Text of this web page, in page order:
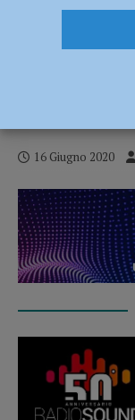
Retrocessioni
Calcio
16 Giugno 2020